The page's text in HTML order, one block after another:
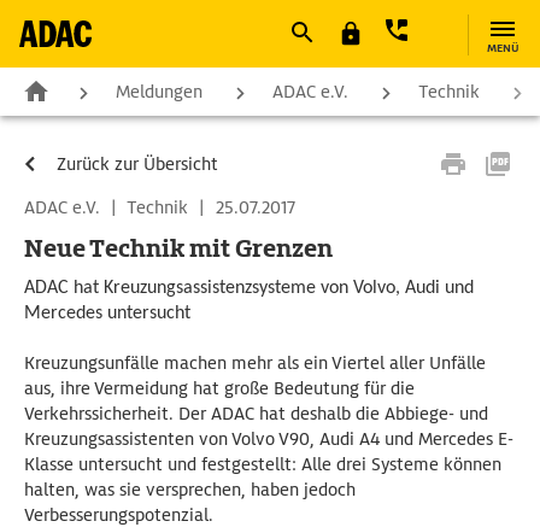
MENÜ
Meldungen ADAC e.V. Technik
Zurück zur Übersicht
ADAC e.V.
| Technik | 25.07.2017
Neue Technik mit Grenzen
ADAC hat Kreuzungsassistenzsysteme von Volvo, Audi und
Mercedes untersucht
Kreuzungsunfälle machen mehr als ein Viertel aller Unfälle
aus, ihre Vermeidung hat große Bedeutung für die
Verkehrssicherheit. Der ADAC hat deshalb die Abbiege- und
Kreuzungsassistenten von Volvo V90, Audi A4 und Mercedes E-
Klasse untersucht und festgestellt: Alle drei Systeme können
halten, was sie versprechen, haben jedoch
Verbesserungspotenzial.